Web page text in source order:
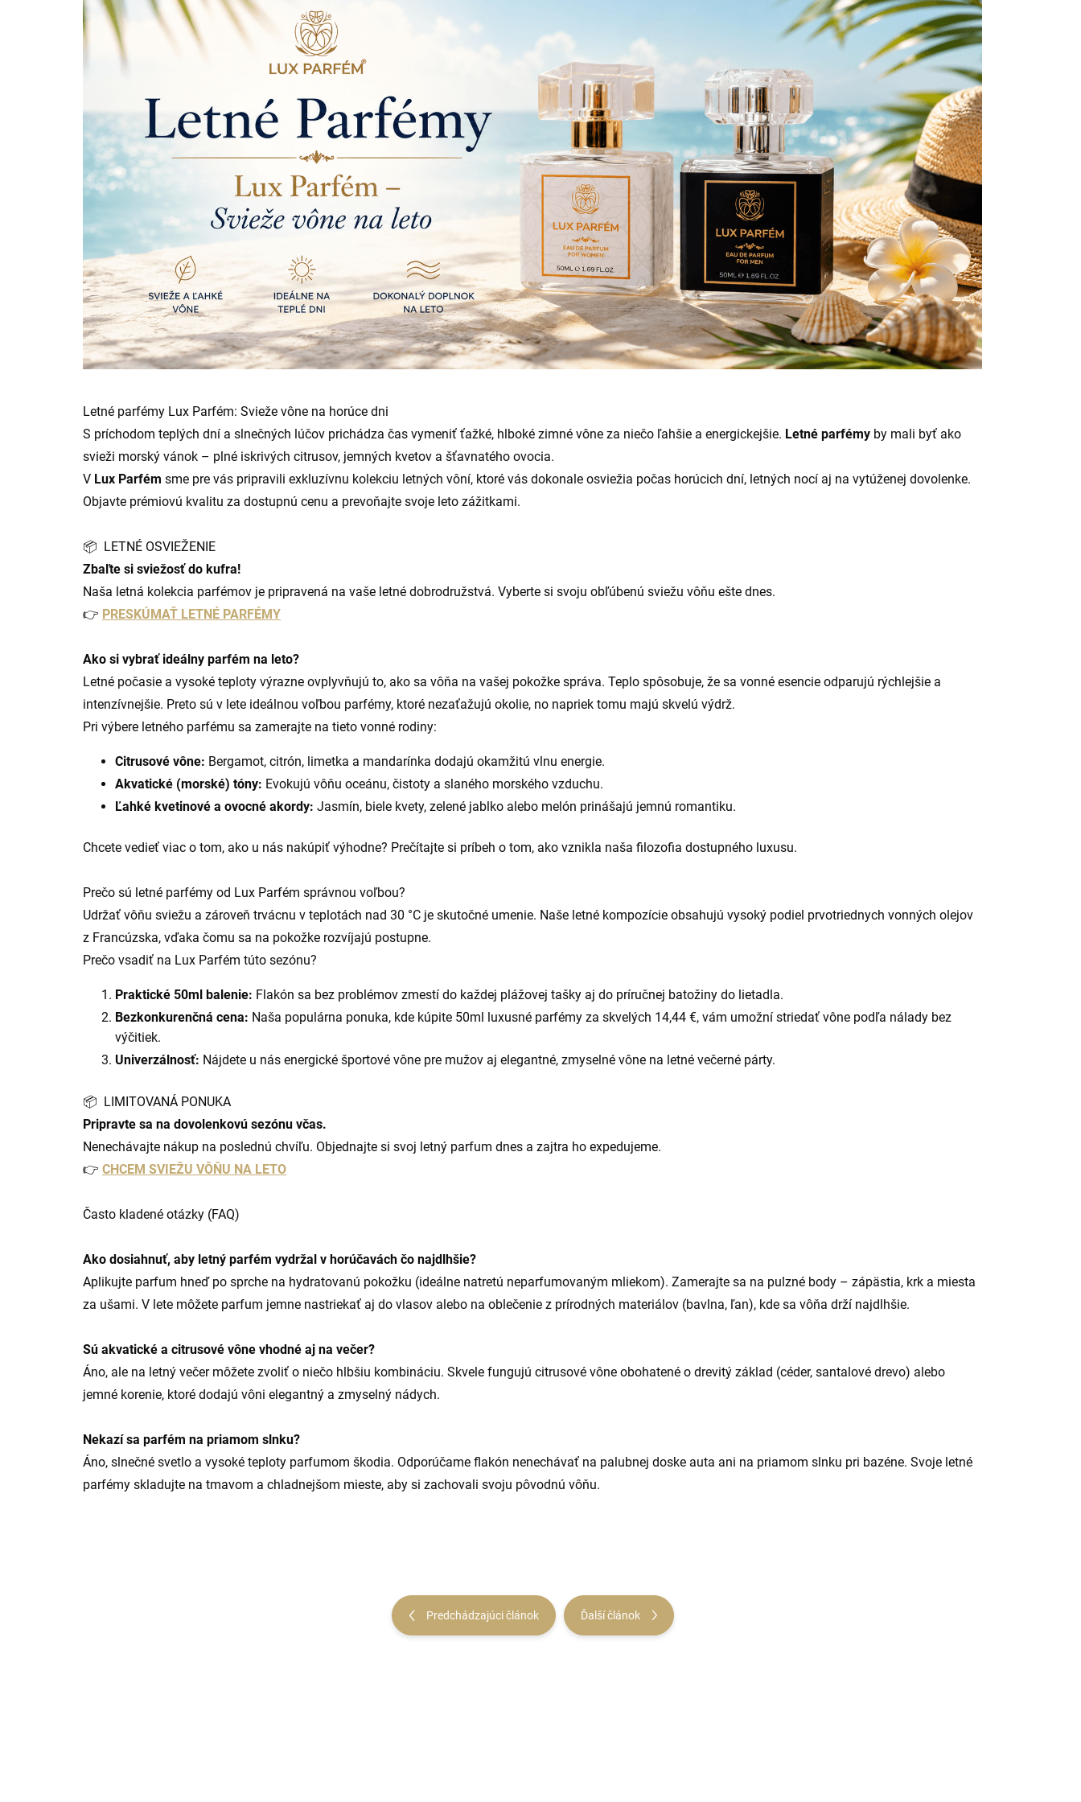
Letné parfémy Lux Parfém: Svieže vône na horúce dni
S príchodom teplých dní a slnečných lúčov prichádza čas vymeniť ťažké, hlboké zimné vône za niečo ľahšie a energickejšie. Letné parfémy by mali byť ako
svieži morský vánok – plné iskrivých citrusov, jemných kvetov a šťavnatého ovocia.
V Lux Parfém sme pre vás pripravili exkluzívnu kolekciu letných vôní, ktoré vás dokonale osviežia počas horúcich dní, letných nocí aj na vytúženej dovolenke.
Objavte prémiovú kvalitu za dostupnú cenu a prevoňajte svoje leto zážitkami.
📦 LETNÉ OSVIEŽENIE
Zbaľte si sviežosť do kufra!
Naša letná kolekcia parfémov je pripravená na vaše letné dobrodružstvá. Vyberte si svoju obľúbenú sviežu vôňu ešte dnes.
👉 PRESKÚMAŤ LETNÉ PARFÉMY
Ako si vybrať ideálny parfém na leto?
Letné počasie a vysoké teploty výrazne ovplyvňujú to, ako sa vôňa na vašej pokožke správa. Teplo spôsobuje, že sa vonné esencie odparujú rýchlejšie a
intenzívnejšie. Preto sú v lete ideálnou voľbou parfémy, ktoré nezaťažujú okolie, no napriek tomu majú skvelú výdrž.
Pri výbere letného parfému sa zamerajte na tieto vonné rodiny:
Citrusové vône: Bergamot, citrón, limetka a mandarínka dodajú okamžitú vlnu energie.
Akvatické (morské) tóny: Evokujú vôňu oceánu, čistoty a slaného morského vzduchu.
Ľahké kvetinové a ovocné akordy: Jasmín, biele kvety, zelené jablko alebo melón prinášajú jemnú romantiku.
Chcete vedieť viac o tom, ako u nás nakúpiť výhodne? Prečítajte si príbeh o tom, ako vznikla naša filozofia dostupného luxusu.
Prečo sú letné parfémy od Lux Parfém správnou voľbou?
Udržať vôňu sviežu a zároveň trvácnu v teplotách nad 30 °C je skutočné umenie. Naše letné kompozície obsahujú vysoký podiel prvotriednych vonných olejov
z Francúzska, vďaka čomu sa na pokožke rozvíjajú postupne.
Prečo vsadiť na Lux Parfém túto sezónu?
Praktické 50ml balenie: Flakón sa bez problémov zmestí do každej plážovej tašky aj do príručnej batožiny do lietadla.
Bezkonkurenčná cena: Naša populárna ponuka, kde kúpite 50ml luxusné parfémy za skvelých 14,44 €, vám umožní striedať vône podľa nálady bez
výčitiek.
Univerzálnosť: Nájdete u nás energické športové vône pre mužov aj elegantné, zmyselné vône na letné večerné párty.
📦 LIMITOVANÁ PONUKA
Pripravte sa na dovolenkovú sezónu včas.
Nenechávajte nákup na poslednú chvíľu. Objednajte si svoj letný parfum dnes a zajtra ho expedujeme.
👉 CHCEM SVIEŽU VÔŇU NA LETO
Často kladené otázky (FAQ)
Ako dosiahnuť, aby letný parfém vydržal v horúčavách čo najdlhšie?
Aplikujte parfum hneď po sprche na hydratovanú pokožku (ideálne natretú neparfumovaným mliekom). Zamerajte sa na pulzné body – zápästia, krk a miesta
za ušami. V lete môžete parfum jemne nastriekať aj do vlasov alebo na oblečenie z prírodných materiálov (bavlna, ľan), kde sa vôňa drží najdlhšie.
Sú akvatické a citrusové vône vhodné aj na večer?
Áno, ale na letný večer môžete zvoliť o niečo hlbšiu kombináciu. Skvele fungujú citrusové vône obohatené o drevitý základ (céder, santalové drevo) alebo
jemné korenie, ktoré dodajú vôni elegantný a zmyselný nádych.
Nekazí sa parfém na priamom slnku?
Áno, slnečné svetlo a vysoké teploty parfumom škodia. Odporúčame flakón nenechávať na palubnej doske auta ani na priamom slnku pri bazéne. Svoje letné
parfémy skladujte na tmavom a chladnejšom mieste, aby si zachovali svoju pôvodnú vôňu.
Predchádzajúci článok Ďalší článok